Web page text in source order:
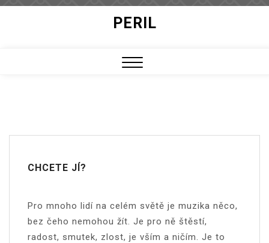
PERIL
CHCETE JÍ?
Pro mnoho lidí na celém světě je muzika něco,
bez čeho nemohou žít. Je pro ně štěstí,
radost, smutek, zlost, je vším a ničím. Je to